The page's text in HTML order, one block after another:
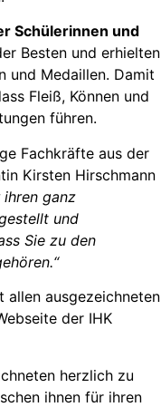
Schülerinnen und
Besten und erhielten
und Medaillen. Damit
Fleiß, Können und
führen.
Fachkräfte aus der
Kirsten Hirschmann
ihren ganz
und
Sie zu den
allen ausgezeichneten
der IHK
herzlich zu
ihnen für ihren